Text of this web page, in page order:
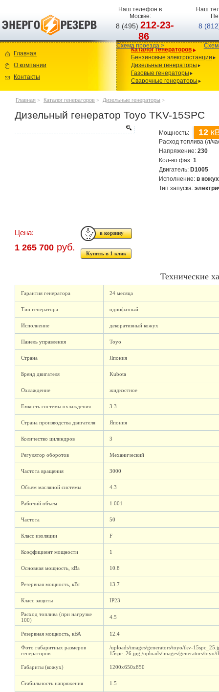
Наш телефон в
Москве:
8 (495)212-23-
86
Схема проезда >
Наш
8
Главная
О компании
Контакты
Каталог генераторов
Бензиновые электростанции
Дизельные генераторы
Газовые генераторы
Сварочные генераторы
Главная > Каталог генераторов > Дизельные генераторы >
Дизельный генератор Toyo TKV-15SPC
Мощность: 12
Расход топлива (л/
Напряжение: 230
Кол-во фаз: 1
Двигатель: D1005
Исполнение: в
Тип запуска:
Цена:
1 265 700 руб.
Купить в 1 клик
Технические
Гарантия генератора 24 месяца
Тип генератора однофазный
Исполнение декоративный кожух
Панель управления Toyo
Страна Япония
Бренд двигателя Kubota
Охлаждение жидкостное
Емкость системы охлаждения 3.3
Страна производства двигателя Япония
Количество цилиндров 3
Регулятор оборотов Механический
Частота вращения 3000
Объем масляной системы 4.3
Рабочий объем 1.001
Частота 50
Класс изоляции F
Коэффициент мощности 1
Основная мощность, кВа 10.8
Резервная мощность, кВт 13.7
Класс защиты IP23
Расход топлива (при нагрузке
100)
4.5
Резервная мощность, кВА 12.4
Фото габаритных размеров
генераторов
/uploads/images/generators/toyo/tkv-
15spc_26.jpg;/uploads/images/generators/
Габариты (кожух) 1200х650х850
Стабильность напряжения 1.5